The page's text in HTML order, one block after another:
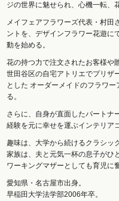
ジの世界に魅せられ、心機一転、
メイフェアフラワーズ代表・村田
ントを、デザインフラワー花遊に
動を始める。
花の持つ力で注文されたお客様や
世田谷区の自宅アトリエでプリザ
とした オーダーメイドのフラワ
る。
さらに、自身が直面したパートナ
経験を元に幸せを運ぶインテリア
趣味は、大学から続けるクラシッ
家族は、夫と元気一杯の息子がひ
ワーキングマザーとしても育児に
愛知県・名古屋市出身。
早稲田大学法学部2006年卒。